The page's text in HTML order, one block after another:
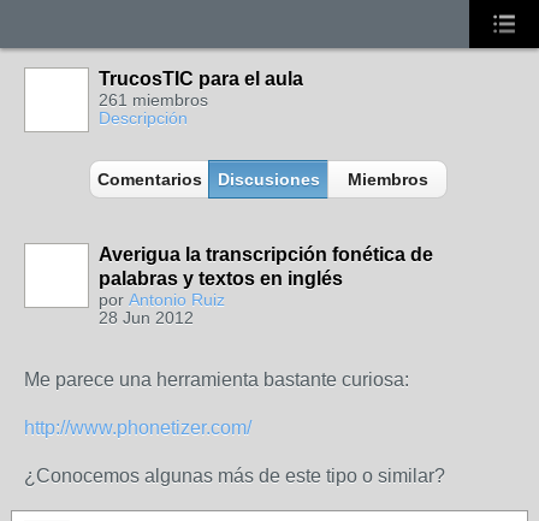
TrucosTIC para el aula
261 miembros
Descripción
Comentarios Discusiones Miembros
Averigua la transcripción fonética de
palabras y textos en inglés
por Antonio Ruiz
28 Jun 2012
Me parece una herramienta bastante curiosa:
http://www.phonetizer.com/
¿Conocemos algunas más de este tipo o similar?